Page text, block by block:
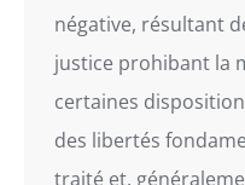
négative, résultant
justice prohibant la
certaines
des libertés
traité et,